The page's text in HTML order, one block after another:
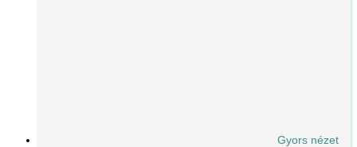
Gyors nézet